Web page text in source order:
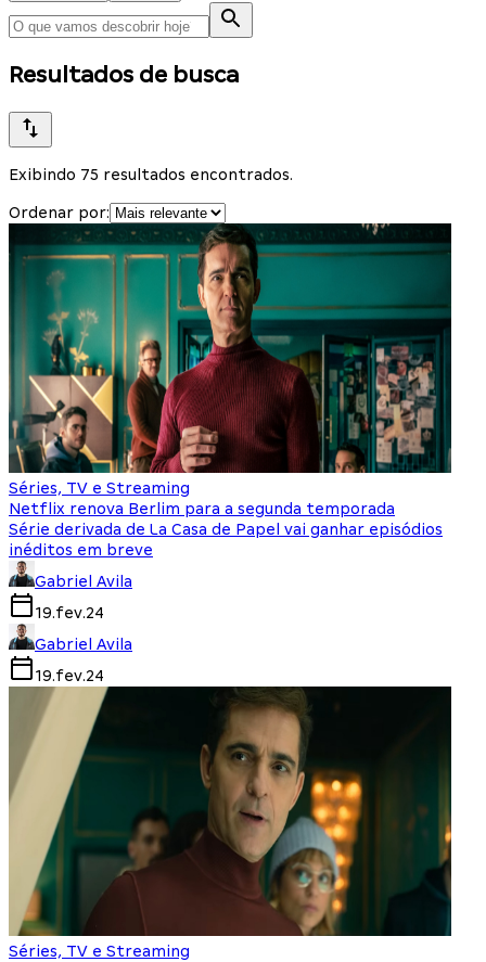
Resultados de busca
Exibindo 75 resultados encontrados.
Ordenar por:
Séries, TV e Streaming
Netflix renova Berlim para a segunda temporada
Série derivada de La Casa de Papel vai ganhar episódios
inéditos em breve
Gabriel Avila
19.fev.24
Gabriel Avila
19.fev.24
Séries, TV e Streaming